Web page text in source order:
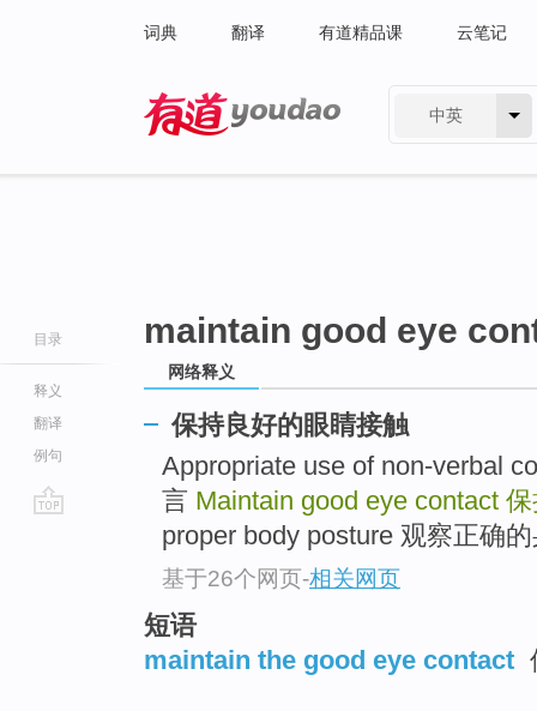
词典 翻译 有道精品课 云笔记
中英
目录
释义
翻译
例句
maintain good eye
网络释义
保持良好的眼睛接触
Appropriate use of non-verbal
言 Maintain good eye contact
proper body posture 观察正确
基于26个网页-相关网页
短语
maintain the good eye contact